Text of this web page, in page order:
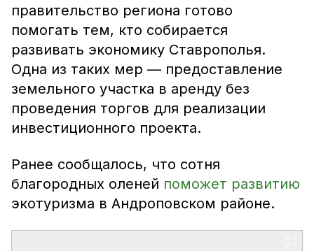
правительство региона готово
помогать тем, кто собирается
развивать экономику Ставрополья.
Одна из таких мер — предоставление
земельного участка в аренду без
проведения торгов для реализации
инвестиционного проекта.
Ранее сообщалось, что сотня
благородных оленей поможет развитию
экотуризма в Андроповском районе.